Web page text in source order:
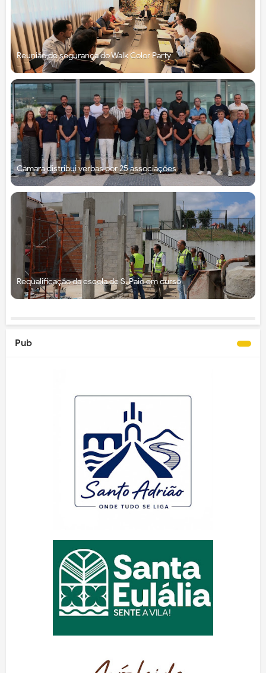
Reunião de segurança do Walk Color Party
Câmara distribui verbas por 25 associações
Requalificação da escola de S. Paio em curso
Pub